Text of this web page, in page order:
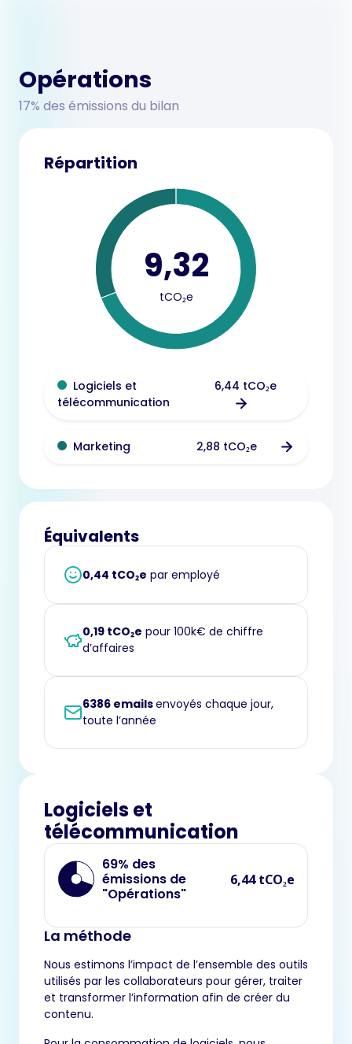
Opérations
17% des émissions du bilan
Répartition
9,32
tCO₂e
Logiciels et
télécommunication
6,44 tCO₂e
Marketing 2,88 tCO₂e
Équivalents
0,44 tCO₂e par employé
0,19 tCO₂e pour 100k€ de chiffre
d’affaires
6386 emailsenvoyés chaque jour,
toute l’année
Logiciels et
télécommunication
69% des
émissions de
"Opérations"
6,44 tCO₂e
La méthode
Nous estimons l’impact de l’ensemble des outils
utilisés par les collaborateurs pour gérer, traiter
et transformer l’information afin de créer du
contenu.